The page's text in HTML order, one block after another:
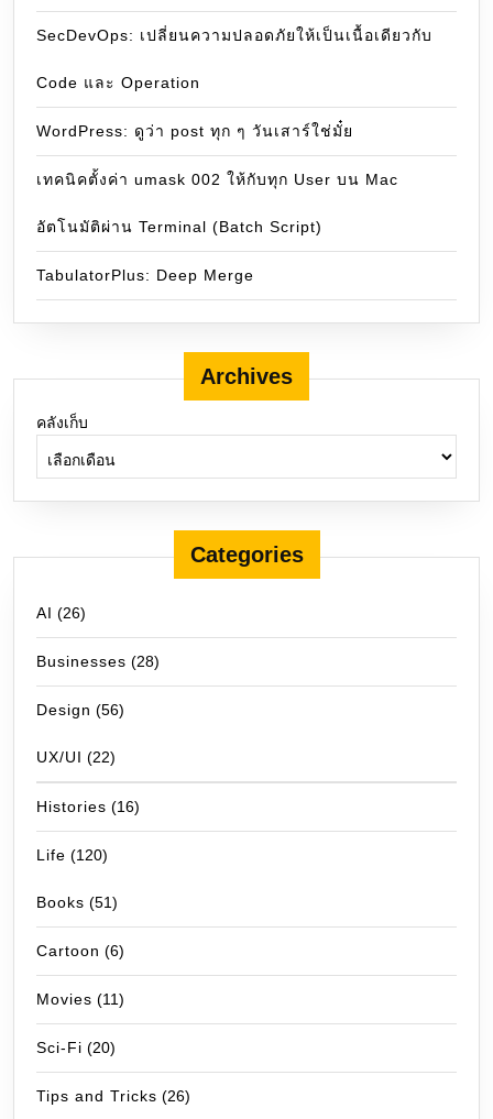
SecDevOps: เปลี่ยนความปลอดภัยให้เป็นเนื้อเดียวกับ
Code และ Operation
WordPress: ดูว่า post ทุก ๆ วันเสาร์ใช่มั๋ย
เทคนิคตั้งค่า umask 002 ให้กับทุก User บน Mac
อัตโนมัติผ่าน Terminal (Batch Script)
TabulatorPlus: Deep Merge
Archives
คลังเก็บ
Categories
AI (26)
Businesses (28)
Design (56)
UX/UI (22)
Histories (16)
Life (120)
Books (51)
Cartoon (6)
Movies (11)
Sci-Fi (20)
Tips and Tricks (26)